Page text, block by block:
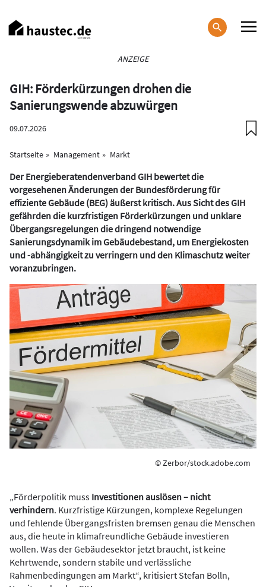
zum
Inhalt
ANZEIGE
GIH: Förderkürzungen drohen die
Sanierungswende abzuwürgen
09.07.2026
Startseite Management Markt
Der Energieberatendenverband GIH bewertet die
vorgesehenen Änderungen der Bundesförderung für
effiziente Gebäude (BEG) äußerst kritisch. Aus Sicht des GIH
gefährden die kurzfristigen Förderkürzungen und unklare
Übergangsregelungen die dringend notwendige
Sanierungsdynamik im Gebäudebestand, um Energiekosten
und -abhängigkeit zu verringern und den Klimaschutz weiter
voranzubringen.
© Zerbor/stock.adobe.com
„Förderpolitik muss Investitionen auslösen – nicht
verhindern. Kurzfristige Kürzungen, komplexe Regelungen
und fehlende Übergangsfristen bremsen genau die Menschen
aus, die heute in klimafreundliche Gebäude investieren
wollen. Was der Gebäudesektor jetzt braucht, ist keine
Kehrtwende, sondern stabile und verlässliche
Rahmenbedingungen am Markt“, kritisiert Stefan Bolln,